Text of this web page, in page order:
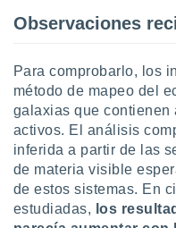
Observaciones
Para comprobarlo, los
método de mapeo del
galaxias que contienen
activos. El análisis
inferida a partir de las
de materia visible
de estos sistemas. En
estudiadas, los